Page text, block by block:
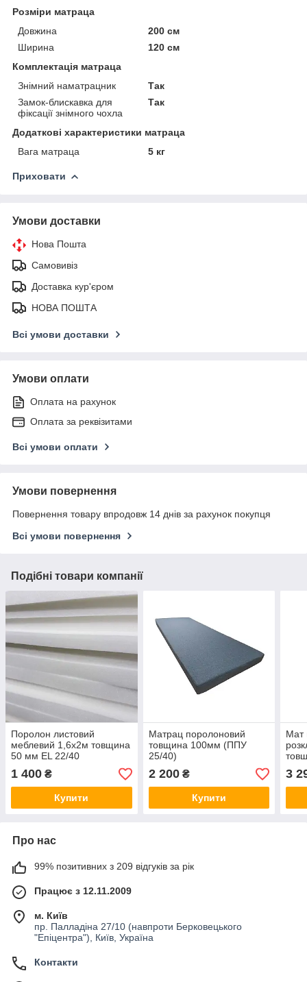
Розміри матраца
Довжина
200 см
Ширина
120 см
Комплектація матраца
Знімний наматрацник
Так
Замок-блискавка для
фіксації знімного чохла
Так
Додаткові характеристики матраца
Вага матраца
5 кг
Приховати
Умови доставки
Нова Пошта
Самовивіз
Доставка кур'єром
НОВА ПОШТА
Всі умови доставки
Умови оплати
Оплата на рахунок
Оплата за реквізитами
Всі умови оплати
Умови повернення
Повернення товару впродовж 14 днів за рахунок покупця
Всі умови повернення
Подібні товари компанії
Поролон листовий
меблевий 1,6х2м товщина
50 мм EL 22/40
1 400 ₴
Купити
Матрац поролоновий
товщина 100мм (ППУ
25/40)
2 200₴
Купити
Мат
3
Про нас
99% позитивних з 209 відгуків за рік
Працює з 12.11.2009
м. Київ
пр. Палладіна 27/10 (навпроти Берковецького
"Епіцентра"), Київ, Україна
Контакти